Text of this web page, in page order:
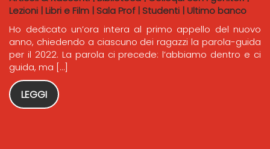
Lezioni | Libri e Film | Sala Prof| Studenti | Ultimo banco
Ho dedicato un’ora intera al primo appello del nuovo
anno, chiedendo a ciascuno dei ragazzi la parola-guida
per il 2022. La parola ci precede: l’abbiamo dentro e ci
guida, ma […]
LEGGI